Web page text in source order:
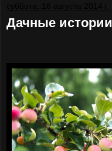
Дачные истории